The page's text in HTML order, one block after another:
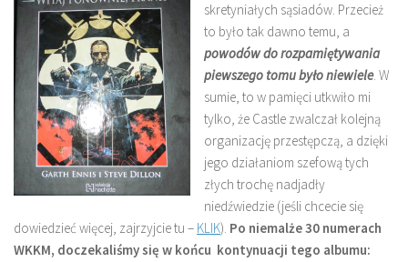
skretyniałych sąsiadów. Przecież
to było tak dawno temu, a
powodów do rozpamiętywania
piewszego tomu było niewiele. W
sumie, to w pamięci utkwiło mi
tylko, że Castle zwalczał kolejną
organizację przestępczą, a dzięki
jego działaniom szefową tych
złych trochę nadjadły
niedźwiedzie (jeśli chcecie się
dowiedzieć więcej, zajrzyjcie tu – KLIK). Po niemalże 30 numerach
WKKM, doczekaliśmy się w końcu kontynuacji tego albumu: